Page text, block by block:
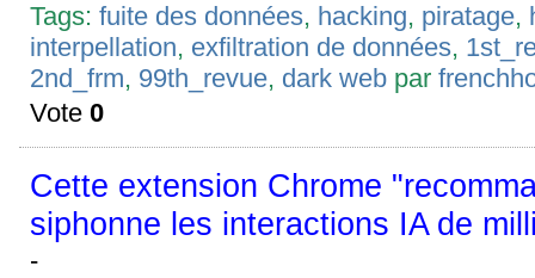
Tags:fuite des données, hacking, piratage,
interpellation, exfiltration de données,
2nd_frm, 99th_revue, dark web par
Vote0
Cette extension Chrome
siphonne les interactions IA de
-